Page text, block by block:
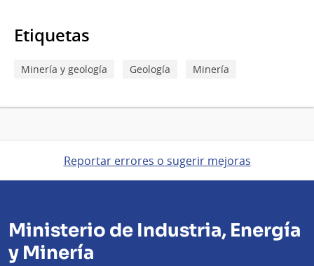
Etiquetas
Minería y geología Geología Minería
Reportar errores o sugerir mejoras
Ministerio de Industria, Energía
y Minería